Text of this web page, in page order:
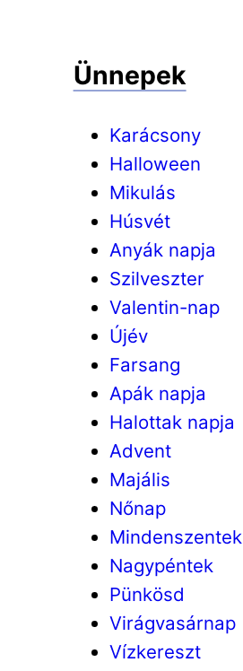
Ünnepek
Karácsony
Halloween
Mikulás
Húsvét
Anyák napja
Szilveszter
Valentin-nap
Újév
Farsang
Apák napja
Halottak napja
Advent
Majális
Nőnap
Mindenszentek
Nagypéntek
Pünkösd
Virágvasárnap
Vízkereszt